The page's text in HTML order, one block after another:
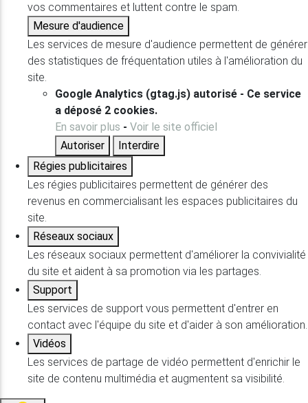
vos commentaires et luttent contre le spam.
Mesure d'audience
Les services de mesure d'audience permettent de générer
des statistiques de fréquentation utiles à l'amélioration du
site.
Google Analytics (gtag.js) autorisé - Ce service
a déposé 2 cookies.
En savoir plus - Voir le site officiel
Autoriser
Interdire
Régies publicitaires
Les régies publicitaires permettent de générer des
revenus en commercialisant les espaces publicitaires du
site.
Réseaux sociaux
Les réseaux sociaux permettent d'améliorer la convivialité
du site et aident à sa promotion via les partages.
Support
Les services de support vous permettent d'entrer en
contact avec l'équipe du site et d'aider à son amélioration.
Vidéos
Les services de partage de vidéo permettent d'enrichir le
site de contenu multimédia et augmentent sa visibilité.